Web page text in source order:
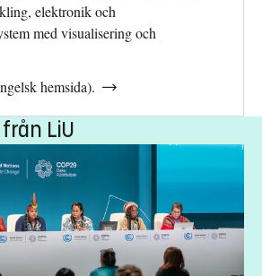
elektronik och
med visualisering och
hemsida).
LiU